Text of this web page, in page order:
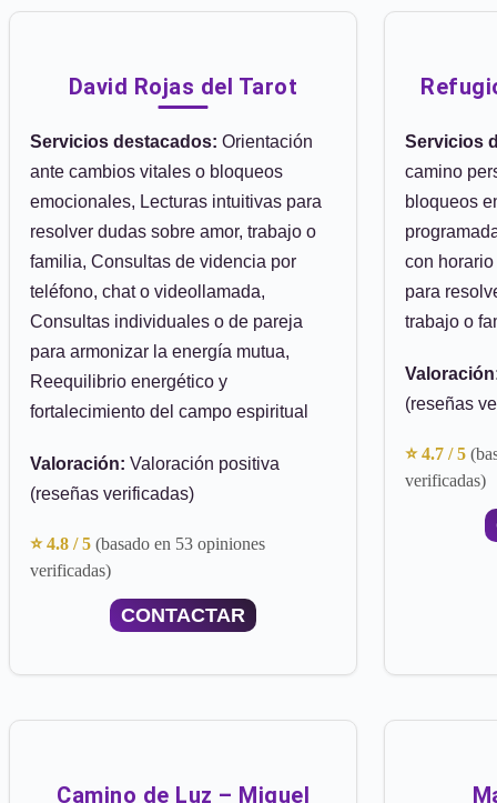
David Rojas del Tarot
Servicios destacados: Orientación
ante cambios vitales o bloqueos
emocionales, Lecturas intuitivas para
resolver dudas sobre amor, trabajo o
familia, Consultas de videncia por
teléfono, chat o videollamada,
Consultas individuales o de pareja
para armonizar la energía mutua,
Reequilibrio energético y
fortalecimiento del campo espiritual
Valoración: Valoración positiva
(reseñas verificadas)
⭐ 4.8 / 5 (basado en 53 opiniones
verificadas)
CONTACTAR
Servicios
camino
bloqueos
con
para
trabajo o
(reseñas
⭐ 4.7 / 5
verificadas)
Camino de Luz – Miguel